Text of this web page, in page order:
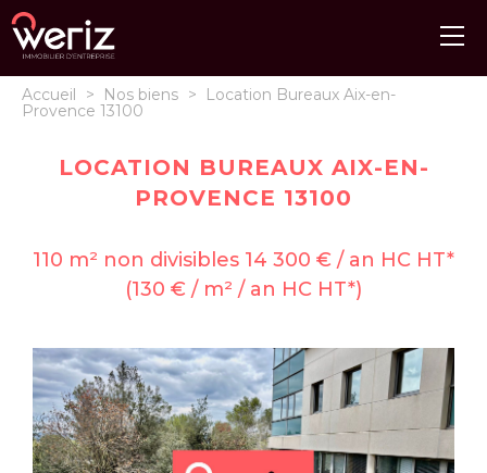
Accueil > Nos biens >
Location Bureaux Aix-en-
Provence 13100
LOCATION BUREAUX AIX-EN-
PROVENCE 13100
110 m² non divisibles 14 300 € / an HC HT*
(130 € / m² / an HC HT*)